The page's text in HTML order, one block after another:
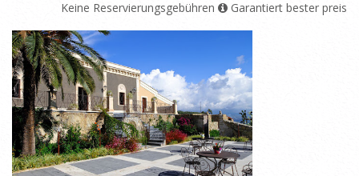
Keine Reservierungsgebühren
Garantiert bester preis